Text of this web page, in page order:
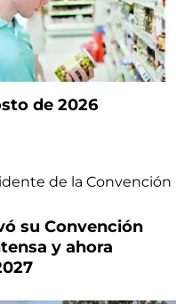
de 2026
su Convención
y ahora